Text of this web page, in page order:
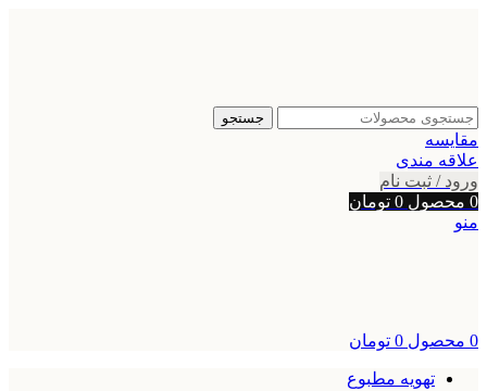
جستجو
مقایسه
علاقه مندی
ورود / ثبت نام
0 محصول 0 تومان
منو
0 محصول 0 تومان
تهویه مطبوع